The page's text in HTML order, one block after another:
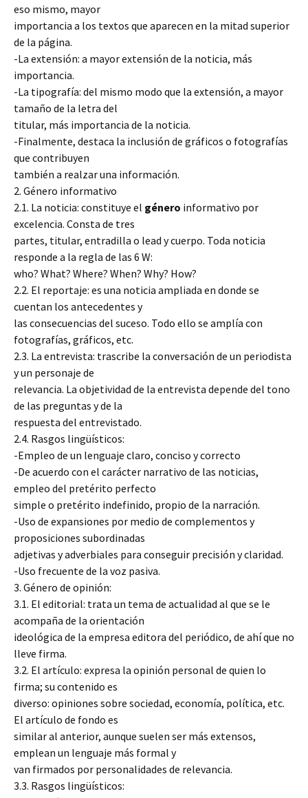
eso mismo, mayor
importancia a los textos que aparecen en la mitad superior
de la página.
-La extensión: a mayor extensión de la noticia, más
importancia.
-La tipografía: del mismo modo que la extensión, a mayor
tamaño de la letra del
titular, más importancia de la noticia.
-Finalmente, destaca la inclusión de gráficos o fotografías
que contribuyen
también a realzar una información.
2. Género informativo
2.1. La noticia: constituye el género informativo por
excelencia. Consta de tres
partes, titular, entradilla o lead y cuerpo. Toda noticia
responde a la regla de las 6 W:
who? What? Where? When? Why? How?
2.2. El reportaje: es una noticia ampliada en donde se
cuentan los antecedentes y
las consecuencias del suceso. Todo ello se amplía con
fotografías, gráficos, etc.
2.3. La entrevista: trascribe la conversación de un periodista
y un personaje de
relevancia. La objetividad de la entrevista depende del tono
de las preguntas y de la
respuesta del entrevistado.
2.4. Rasgos lingüísticos:
-Empleo de un lenguaje claro, conciso y correcto
-De acuerdo con el carácter narrativo de las noticias,
empleo del pretérito perfecto
simple o pretérito indefinido, propio de la narración.
-Uso de expansiones por medio de complementos y
proposiciones subordinadas
adjetivas y adverbiales para conseguir precisión y claridad.
-Uso frecuente de la voz pasiva.
3. Género de opinión:
3.1. El editorial: trata un tema de actualidad al que se le
acompaña de la orientación
ideológica de la empresa editora del periódico, de ahí que no
lleve firma.
3.2. El artículo: expresa la opinión personal de quien lo
firma; su contenido es
diverso: opiniones sobre sociedad, economía, política, etc.
El artículo de fondo es
similar al anterior, aunque suelen ser más extensos,
emplean un lenguaje más formal y
van firmados por personalidades de relevancia.
3.3. Rasgos lingüísticos: